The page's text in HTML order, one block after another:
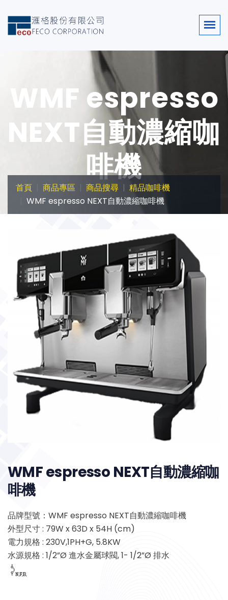
WMF espresso
NEXT自動濃縮咖
啡機
首頁 商品專區 商品搜尋
精品咖啡機
WMF espresso NEXT自動濃縮咖啡機
WMF espresso NEXT自動濃縮咖
啡機
品牌型號：WMF espresso NEXT自動濃縮咖啡機
外型尺寸 : 79W x 63D x 54H (cm)
電力規格 : 230V,1PH+G, 5.8KW
水源規格 : 1/2”Ø 進水金屬球閥, 1- 1/2”Ø 排水